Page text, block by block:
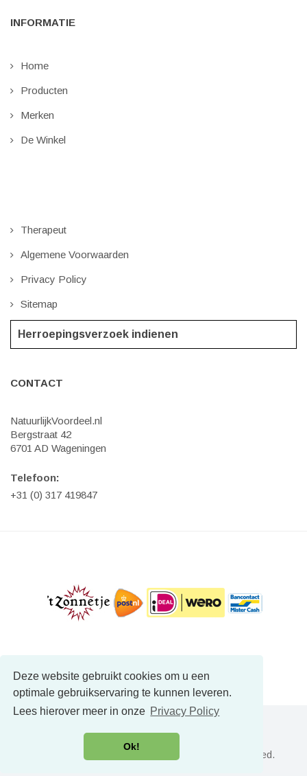
Deze website gebruikt cookies om u een
optimale gebruikservaring te kunnen leveren.
Lees hierover meer in onze Privacy Policy
Ok!
INFORMATIE
Home
Producten
Merken
De Winkel
Therapeut
Algemene Voorwaarden
Privacy Policy
Sitemap
Herroepingsverzoek indienen
CONTACT
NatuurlijkVoordeel.nl
Bergstraat 42
6701 AD Wageningen
Telefoon:
+31 (0) 317 419847
Copyright © NatuurlijkVoordeel.nl - All Rights Reserved.